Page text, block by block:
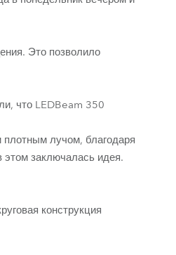
Это позволило
что LEDBeam 350
лучом, благодаря
заключалась идея.
конструкция